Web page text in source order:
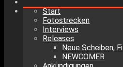
Start
Fotostrecken
Interviews
Releases
Neue Scheiben,
NEWCOMER